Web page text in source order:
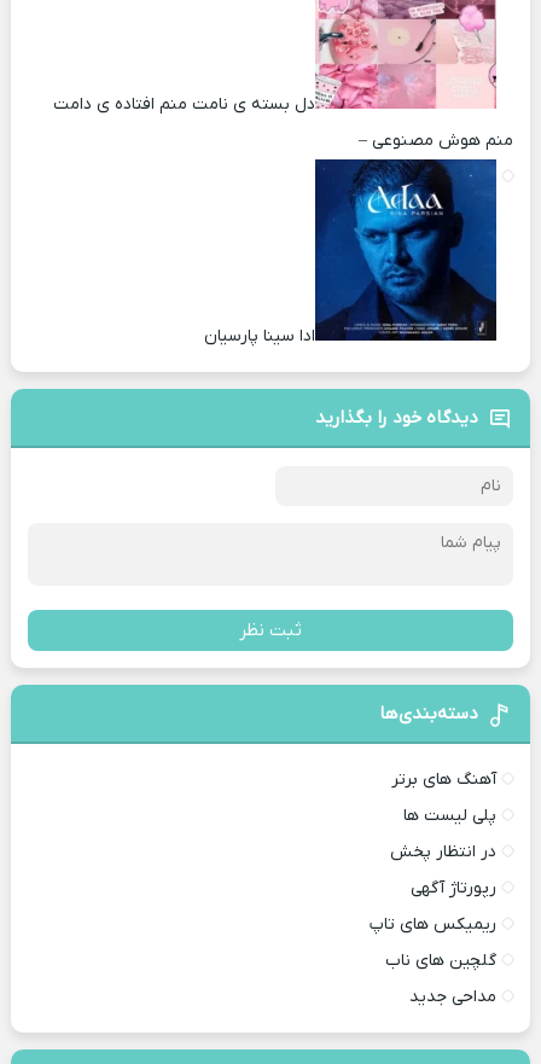
دل بسته ی نامت منم افتاده ی دامت
منم هوش مصنوعی –
ادا سینا پارسیان
دیدگاه خود را بگذارید
ثبت نظر
دسته‌بندی‌ها
آهنگ های برتر
پلی لیست ها
در انتظار پخش
رپورتاژ آگهی
ریمیکس های تاپ
گلچین های ناب
مداحی جدید